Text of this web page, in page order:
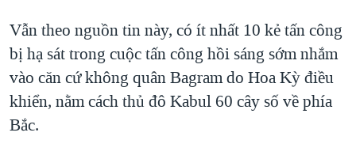
ĐỜI SỐNG
KINH TẾ
KHOA HỌC
SỨC KHOẺ
HÀNH TRÌNH BẦU CỬ 2024
MỘT NĂM CHIẾN TRANH TẠI DẢI GAZA
GIẢI MÃ VÀNH ĐAI & CON ĐƯỜNG
NGÀY TỊ NẠN THẾ GIỚI
NGHE
MẠNG XÃ HỘI
Vẫn theo nguồn tin này, có ít nhất 10 kẻ tấn công
bị hạ sát trong cuộc tấn công hồi sáng sớm nhắm
vào căn cứ không quân Bagram do Hoa Kỳ điều
khiển, nằm cách thủ đô Kabul 60 cây số về phía
Bắc.